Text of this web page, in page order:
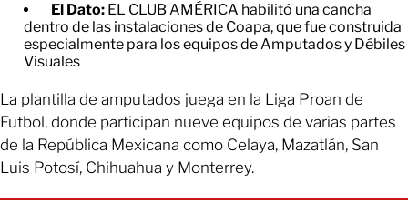
El Dato: EL CLUB AMÉRICA habilitó una cancha
dentro de las instalaciones de Coapa, que fue construida
especialmente para los equipos de Amputados y Débiles
Visuales
La plantilla de amputados juega en la Liga Proan de
Futbol, donde participan nueve equipos de varias partes
de la República Mexicana como Celaya, Mazatlán, San
Luis Potosí, Chihuahua y Monterrey.